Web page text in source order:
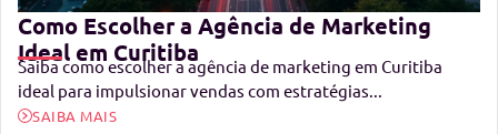
Como Escolher a Agência de Marketing
Ideal em Curitiba
Saiba como escolher a agência de marketing em Curitiba
ideal para impulsionar vendas com estratégias...
SAIBA MAIS